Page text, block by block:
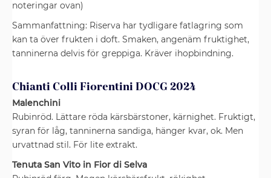
noteringar ovan)
Sammanfattning: Riserva har tydligare fatlagring som
kan ta över frukten i doft. Smaken, angenäm fruktighet,
tanninerna delvis för greppiga. Kräver ihopbindning.
Chianti Colli Fiorentini DOCG 2024
Malenchini
Rubinröd. Lättare röda kärsbärstoner, kärnighet. Fruktigt,
syran för låg, tanninerna sandiga, hänger kvar, ok. Men
urvattnad stil. För lite extrakt.
Tenuta San Vito in Fior di Selva